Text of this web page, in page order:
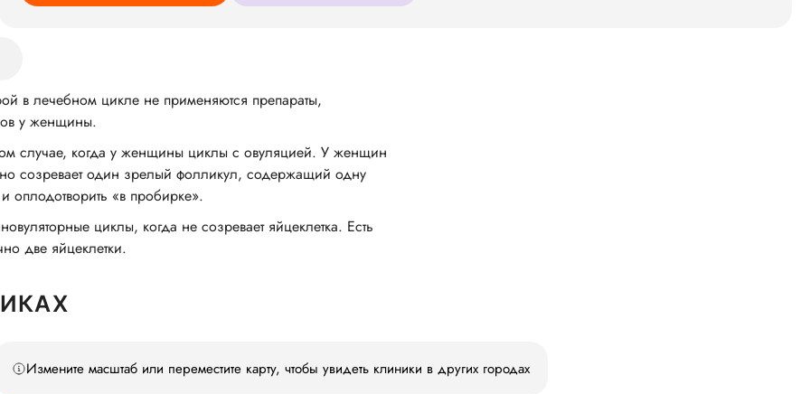
в лечебном цикле не применяются препараты,
у женщины.
случае, когда у женщины циклы с овуляцией. У женщин
созревает один зрелый фолликул, содержащий одну
оплодотворить «в пробирке».
циклы, когда не созревает яйцеклетка. Есть
две яйцеклетки.
Измените масштаб или переместите карту, чтобы увидеть клиники в других городах